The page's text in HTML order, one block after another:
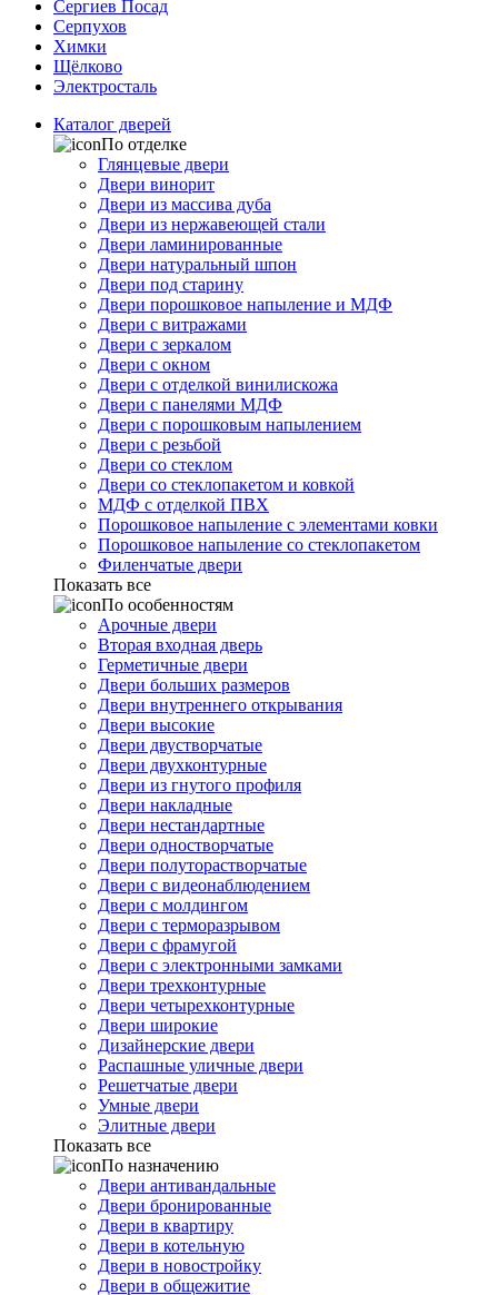
Сергиев Посад
Серпухов
Химки
Щёлково
Электросталь
Каталог дверей
По отделке
Глянцевые двери
Двери винорит
Двери из массива дуба
Двери из нержавеющей стали
Двери ламинированные
Двери натуральный шпон
Двери под старину
Двери порошковое напыление и МДФ
Двери с витражами
Двери с зеркалом
Двери с окном
Двери с отделкой винилискожа
Двери с панелями МДФ
Двери с порошковым напылением
Двери с резьбой
Двери со стеклом
Двери со стеклопакетом и ковкой
МДФ с отделкой ПВХ
Порошковое напыление с элементами ковки
Порошковое напыление со стеклопакетом
Филенчатые двери
Показать все
По особенностям
Арочные двери
Вторая входная дверь
Герметичные двери
Двери больших размеров
Двери внутреннего открывания
Двери высокие
Двери двустворчатые
Двери двухконтурные
Двери из гнутого профиля
Двери накладные
Двери нестандартные
Двери одностворчатые
Двери полуторастворчатые
Двери с видеонаблюдением
Двери с молдингом
Двери с терморазрывом
Двери с фрамугой
Двери с электронными замками
Двери трехконтурные
Двери четырехконтурные
Двери широкие
Дизайнерские двери
Распашные уличные двери
Решетчатые двери
Умные двери
Элитные двери
Показать все
По назначению
Двери антивандальные
Двери бронированные
Двери в квартиру
Двери в котельную
Двери в новостройку
Двери в общежитие